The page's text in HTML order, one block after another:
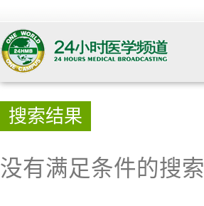
搜索结果
没有满足条件的搜索